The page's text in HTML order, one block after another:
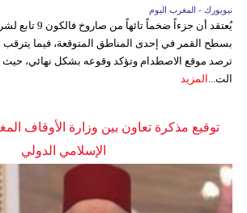
نيويورك - المغرب اليوم
يُعتقد أن جزءاً
بسطح القمر في إحدى المناطق المتوقعة، فيما يترقب
ترصد موقع الاصطدام وتؤكد وقوعه بشكل نهائي، حيث
الت... المزيد
توقيع مذكرة تعاون بين وزارة الأوقاف
الإسلامي الدولي